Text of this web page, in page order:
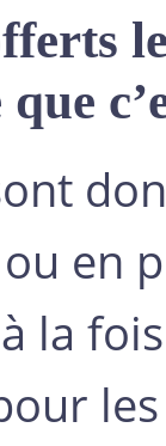
en
la